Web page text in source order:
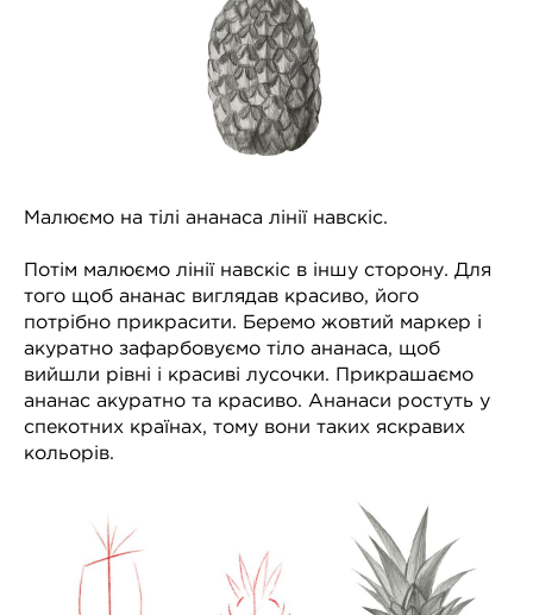
Малюємо на тілі ананаса лінії навскіс.
Потім малюємо лінії навскіс в іншу сторону. Для
того щоб ананас виглядав красиво, його
потрібно прикрасити. Беремо жовтий маркер і
акуратно зафарбовуємо тіло ананаса, щоб
вийшли рівні і красиві лусочки. Прикрашаємо
ананас акуратно та красиво. Ананаси ростуть у
спекотних країнах, тому вони таких яскравих
кольорів.
КУРСИ
Сподобалась стаття?
Заходьте на наш сайт і
обирайте свій курс
малювання!